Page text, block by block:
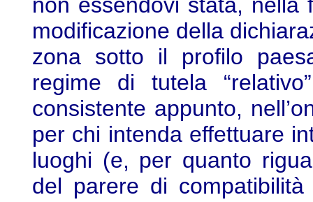
modificazione della
zona sotto il profilo
regime di tutela
consistente appunto,
per chi intenda effettuare
luoghi (e, per quanto
del parere di